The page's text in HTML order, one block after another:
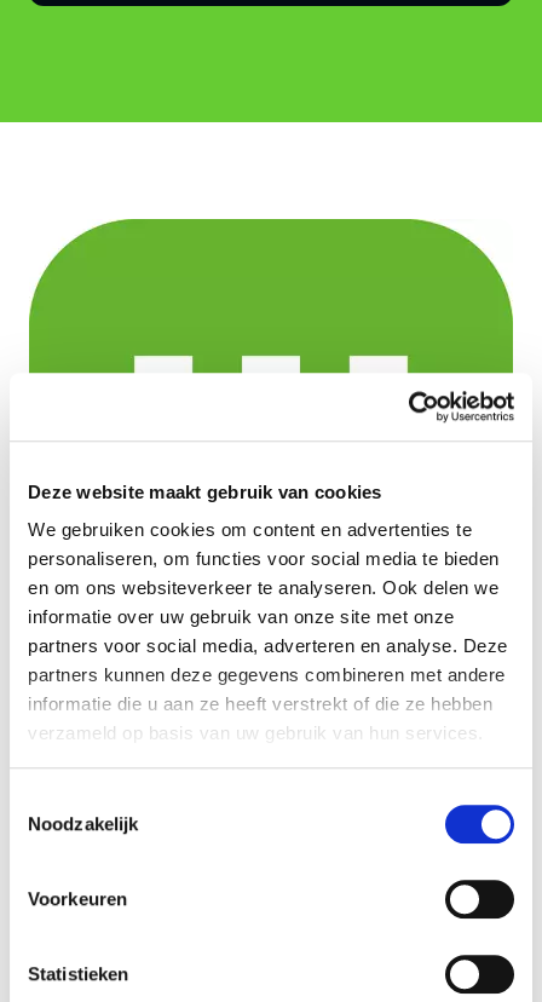
Deze website maakt gebruik van cookies
We gebruiken cookies om content en advertenties te
personaliseren, om functies voor social media te bieden
en om ons websiteverkeer te analyseren. Ook delen we
informatie over uw gebruik van onze site met onze
partners voor social media, adverteren en analyse. Deze
partners kunnen deze gegevens combineren met andere
informatie die u aan ze heeft verstrekt of die ze hebben
verzameld op basis van uw gebruik van hun services.
Noodzakelijk
Voorkeuren
Statistieken
Mais de 600
empresas
Quer saber onde pode usufruir de todas as vantagens?